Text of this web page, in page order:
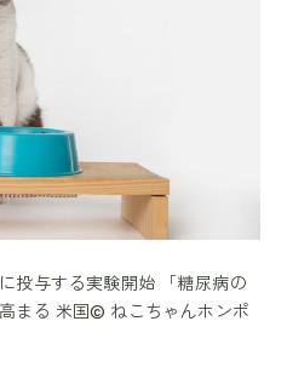
投与する実験開始 「糖尿病の
まる 米国© ねこちゃんホンポ